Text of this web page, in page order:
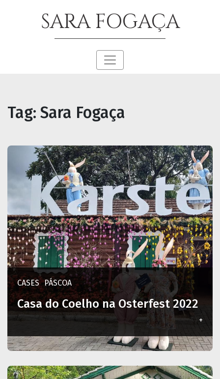
SARA FOGAÇA
Tag: Sara Fogaça
CASES PÁSCOA
Casa do Coelho na Osterfest 2022
+